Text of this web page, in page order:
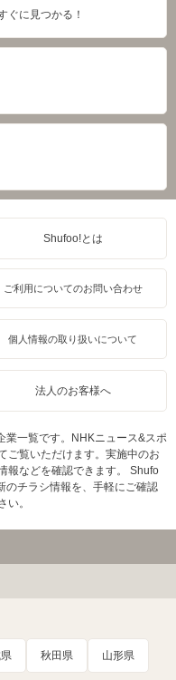
ぐに見つかる！
Shufoo!とは
ご利用についてのお問い合わせ
個人情報の取り扱いについて
法人のお客様へ
業一覧です。NHKニュース&スポ
ご覧いただけます。実施中のお
報などを確認できます。 Shufo
のチラシ情報を、手軽にご確認
い。
秋田県 山形県